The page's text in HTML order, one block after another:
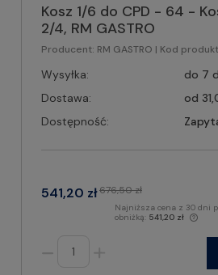
Kosz 1/6 do CPD - 64 -
2/4, RM GASTRO
Producent: RM GASTRO | Kod
Wysyłka:
do 7
Dostawa:
od
Dostępność:
541,20 zł676,50 zł
Najniższa cena z 30 dni
obniżką: 541,20 zł